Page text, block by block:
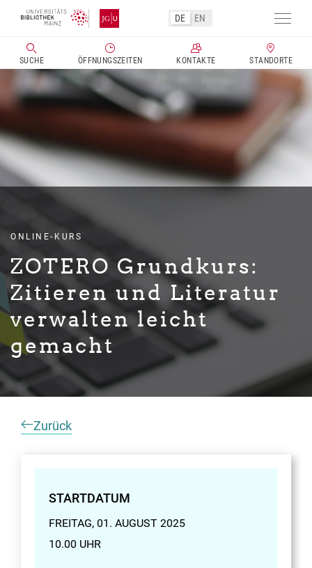
zum
Inhalt
SUCHE ÖFFNUNGSZEITEN KONTAKTE STANDORTE
DE EN
ONLINE-KURS
ZOTERO Grundkurs:
Zitieren und Literatur
verwalten leicht
gemacht
Zurück
STARTDATUM
FREITAG, 01. AUGUST 2025
10.00 UHR